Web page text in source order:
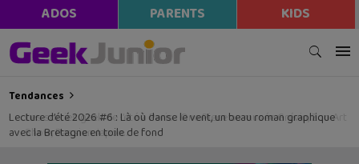
ADOS PARENTS KIDS
Tendances
Lecture d’été 2026 #6 : Là où danse le vent, un beau roman graphique
avec la Bretagne en toile de fond